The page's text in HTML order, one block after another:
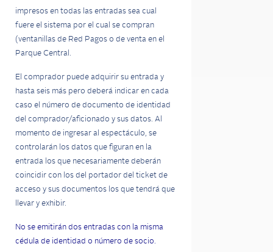
impresos en todas las entradas sea cual
fuere el sistema por el cual se compran
(ventanillas de Red Pagos o de venta en el
Parque Central.
El comprador puede adquirir su entrada y
hasta seis más pero deberá indicar en cada
caso el número de documento de identidad
del comprador/aficionado y sus datos. Al
momento de ingresar al espectáculo, se
controlarán los datos que figuran en la
entrada los que necesariamente deberán
coincidir con los del portador del ticket de
acceso y sus documentos los que tendrá que
llevar y exhibir.
No se emitirán dos entradas con la misma
cédula de identidad o número de socio.